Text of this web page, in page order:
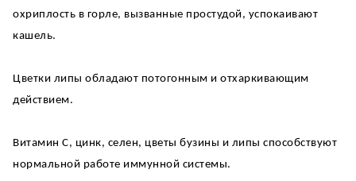
охриплость в горле, вызванные простудой, успокаивают
кашель.
Цветки липы обладают потогонным и отхаркивающим
действием.
Витамин С, цинк, селен, цветы бузины и липы способствуют
нормальной работе иммунной системы.